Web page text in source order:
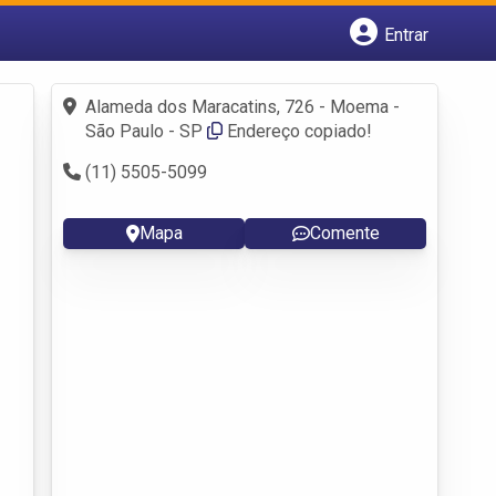
Entrar
Fazer login
Criar conta
Alameda dos Maracatins, 726 - Moema -
São Paulo - SP
Endereço copiado!
(11) 5505-5099
Mapa Comente